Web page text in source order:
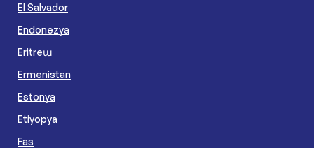
El Salvador
Endonezya
Eritreա
Ermenistan
Estonya
Etiyopya
Fas